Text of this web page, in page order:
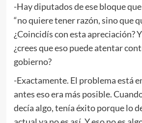
-Hay diputados de ese bloque
“no quiere tener razón, sino que
¿Coincidís con esta apreciación?
¿crees que eso puede atentar
gobierno?
-Exactamente. El problema está
antes eso era más posible.
decía algo, tenía éxito porque lo